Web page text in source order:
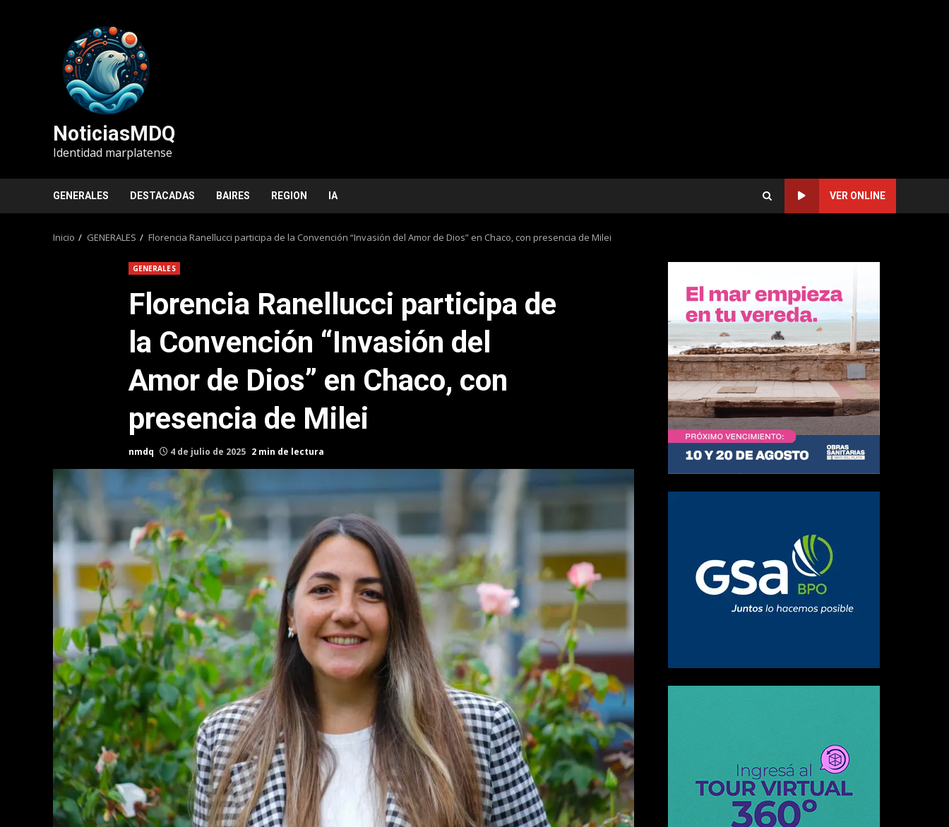
NoticiasMDQ
Identidad marplatense
GENERALES DESTACADAS BAIRES REGION IA VER ONLINE
Inicio GENERALES Florencia Ranellucci participa de la Convención “Invasión del Amor de Dios” en Chaco, con presencia de Milei
GENERALES
Florencia Ranellucci participa de
la Convención “Invasión del
Amor de Dios” en Chaco, con
presencia de Milei
nmdq 4 de julio de 2025 2 min de lectura